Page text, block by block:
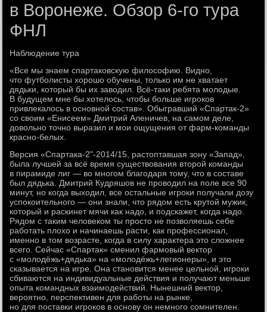
в Воронеже. Обзор 6-го тура
ФНЛ
Наблюдение тура
«Все мы знаем спартаковскую философию. Видно,
что футболисты хорошо обучены, только им не хватает
дядьки, который бы их заводил. Всё-таки ребята молодые.
В будущем мне бы хотелось, чтобы больше игроков
привлекалось в основной состав». Обыгравший «Спартак-2»
со своим «Енисеем» Дмитрий Аленичев, на самом деле,
довольно точно выразил и мои ощущения от фарм-команды
красно-белых.
Версия «Спартака-2"-2014/15, растоптавшая зону «Запад»,
была лучшей за всё время существования второй команды
в пирамиде лиг — во многом благодаря тому, что в составе
был дядька. Дмитрий Кудряшов не проводил на поле все 90
минут, но когда выходил, все остальные игроки получали дозу
успокоительного — они знали, что рядом есть крутой мужик,
который и раскинет мячи как надо, и подскажет, когда надо.
Рядом с таким человеком ты просто не позволяешь себе
работать плохо и начинаешь расти, как профессионал,
именно в том возрасте, когда в силу характера это сложнее
всего. Сейчас «Спартак» сменил фармовый вектор
с «молодёжь+дядька» на «молодёжь+легионеры», и это
сказывается на игре. Она становится менее цельной, игроки
сбиваются на индивидуальные действия и получают меньше
опыта командных взаимодействий. Нынешний вектор,
вероятно, перспективен для работы на рынке,
но для поставки игроков в основу он немного сомнителен.